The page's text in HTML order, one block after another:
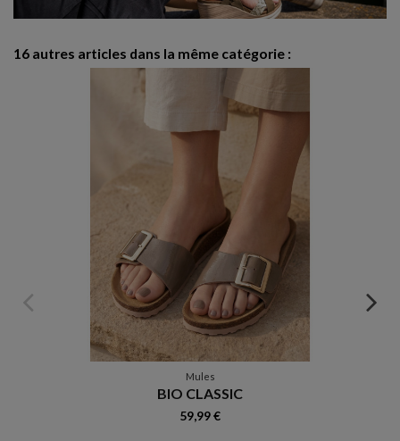
16 autres articles dans la même catégorie :
Mules
BIO CLASSIC
59,99 €